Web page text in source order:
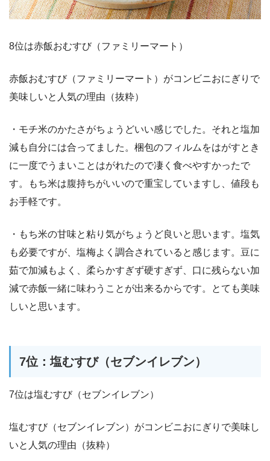
8位は赤飯おむすび（ファミリーマート）
赤飯おむすび（ファミリーマート）がコンビニおにぎりで
美味しいと人気の理由（抜粋）
・モチ米のかたさがちょうどいい感じでした。それと塩加
減も自分には合ってました。梱包のフィルムをはがすとき
に一度でうまいことはがれたので凄く食べやすかったで
す。もち米は腹持ちがいいので重宝していますし、値段も
お手軽です。
・もち米の甘味と粘り気がちょうど良いと思います。塩気
も必要ですが、塩梅よく調合されていると感じます。豆に
茹で加減もよく、柔らかすぎず硬すぎず、口に残らない加
減で赤飯一緒に味わうことが出来るからです。とても美味
しいと思います。
7位：塩むすび（セブンイレブン）
7位は塩むすび（セブンイレブン）
塩むすび（セブンイレブン）がコンビニおにぎりで美味し
いと人気の理由（抜粋）